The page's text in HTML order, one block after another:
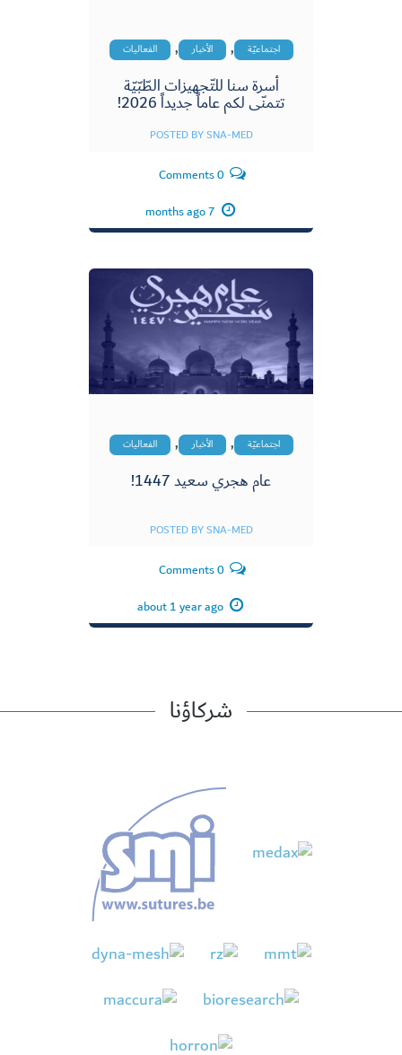
اجتماعيّة , الأخبار , الفعاليات
أسرة سنا للتّجهيزات الطّبّيّة
تتمنّى لكم عاماً جديداً 2026!
POSTED BYSNA-MED
0 Comments
7 months ago
اجتماعيّة , الأخبار , الفعاليات
عام هجري سعيد 1447!
POSTED BYSNA-MED
0 Comments
about 1 year ago
شركاؤنا